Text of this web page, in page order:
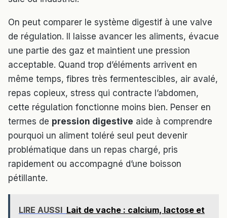
On peut comparer le système digestif à une valve
de régulation. Il laisse avancer les aliments, évacue
une partie des gaz et maintient une pression
acceptable. Quand trop d’éléments arrivent en
même temps, fibres très fermentescibles, air avalé,
repas copieux, stress qui contracte l’abdomen,
cette régulation fonctionne moins bien. Penser en
termes de pression digestive aide à comprendre
pourquoi un aliment toléré seul peut devenir
problématique dans un repas chargé, pris
rapidement ou accompagné d’une boisson
pétillante.
LIRE AUSSI Lait de vache : calcium, lactose et